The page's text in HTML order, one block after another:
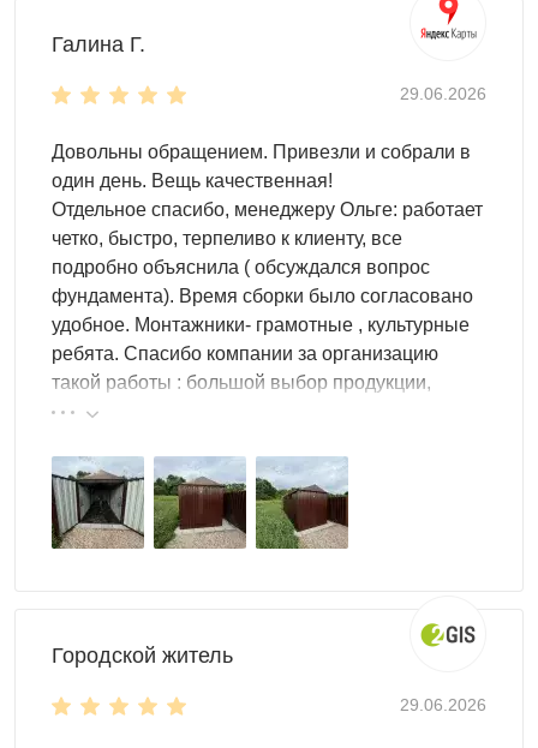
Галина Г.
29.06.2026
Довольны обращением. Привезли и собрали в
один день. Вещь качественная!
Отдельное спасибо, менеджеру Ольге: работает
четко, быстро, терпеливо к клиенту, все
подробно объяснила ( обсуждался вопрос
фундамента). Время сборки было согласовано
удобное. Монтажники- грамотные , культурные
ребята. Спасибо компании за организацию
такой работы : большой выбор продукции,
реальные цены.
Городской житель
29.06.2026